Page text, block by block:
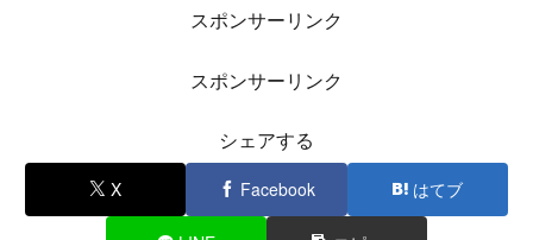
ギリの所で店舗への延焼はなかった。消火器で初
ちなみに↑の画像は意図せずたまたま撮ってたモ